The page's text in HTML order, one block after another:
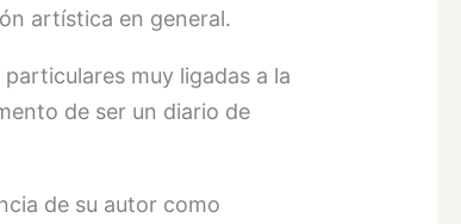
artística en general.
muy ligadas a la
de ser un diario de
de su autor como